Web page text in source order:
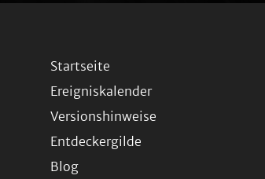
Startseite
Ereigniskalender
Versionshinweise
Entdeckergilde
Blog